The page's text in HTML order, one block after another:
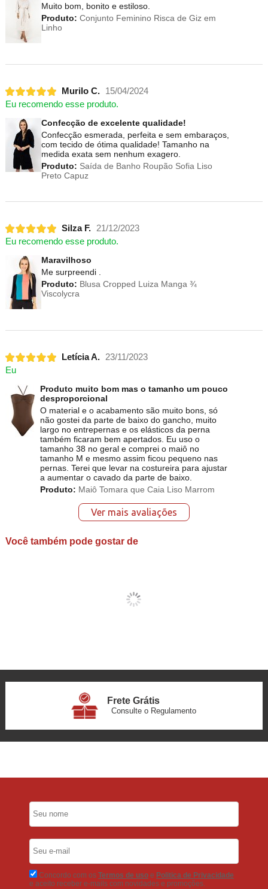
Muito bom, bonito e estiloso.
Produto: Conjunto Feminino Risca de Giz em
Linho
Murilo C.
15/04/2024
Eu recomendo esse produto.
Confecção de excelente qualidade!
Confecção esmerada, perfeita e sem embaraços,
com tecido de ótima qualidade! Tamanho na
medida exata sem nenhum exagero.
Produto: Saída de Banho Roupão Sofia Liso
Preto Capuz
Silza F. 21/12/2023
Eu recomendo esse produto.
Maravilhoso
Me surpreendi .
Produto: Blusa Cropped Luiza Manga ¾
Viscolycra
Letícia A. 23/11/2023
Eu
Produto muito bom mas o tamanho um pouco
desproporcional
O material e o acabamento são muito bons, só
não gostei da parte de baixo do gancho, muito
largo no entrepernas e os elásticos da perna
também ficaram bem apertados. Eu uso o
tamanho 38 no geral e comprei o maiô no
tamanho M e mesmo assim ficou pequeno nas
pernas. Terei que levar na costureira para ajustar
a aumentar o cavado da parte de baixo.
Produto: Maiô Tomara que Caia Liso Marrom
Ver mais avaliações
Você também pode gostar de
Frete Grátis
Consulte o Regulamento
Concordo com os Termos de usoe Politica de Privacidade
e aceito receber e-mails com novidades e promoções.